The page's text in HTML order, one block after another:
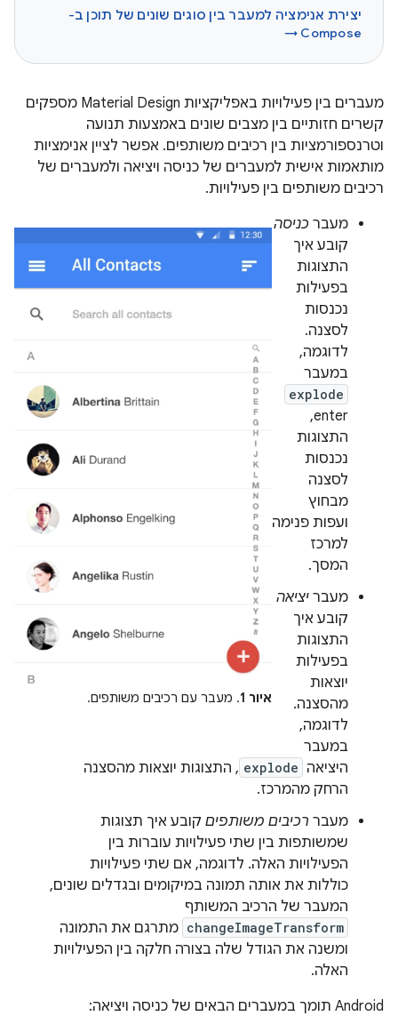
יצירת אנימציה למעבר בין סוגים שונים של תוכן ב-
Compose →
מעברים בין פעילויות באפליקציות Material Design מספקים
קשרים חזותיים בין מצבים שונים באמצעות תנועה
וטרנספורמציות בין רכיבים משותפים. אפשר לציין אנימציות
מותאמות אישית למעברים של כניסה ויציאה ולמעברים של
רכיבים משותפים בין פעילויות.
איור 1 . מעבר עם רכיבים משותפים.
מעבר כניסה
קובע איך
התצוגות
בפעילות
נכנסות
לסצנה.
לדוגמה,
במעבר
explode
enter,
התצוגות
נכנסות
לסצנה
מבחוץ
ועפות פנימה
למרכז
המסך.
מעבר יציאה
קובע איך
התצוגות
בפעילות
יוצאות
מהסצנה.
לדוגמה,
במעבר
היציאה explode , התצוגות יוצאות מהסצנה
הרחק מהמרכז.
מעבר רכיבים משותפים קובע איך תצוגות
שמשותפות בין שתי פעילויות עוברות בין
הפעילויות האלה. לדוגמה, אם שתי פעילויות
כוללות את אותה תמונה במיקומים ובגדלים שונים,
המעבר של הרכיב המשותף
changeImageTransform מתרגם את התמונה
ומשנה את הגודל שלה בצורה חלקה בין הפעילויות
האלה.
‫Android תומך במעברים הבאים של כניסה ויציאה: